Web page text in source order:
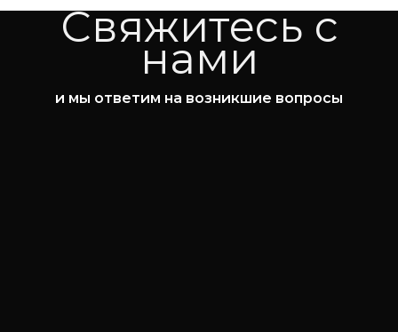
Свяжитесь с
нами
и мы ответим на возникшие вопросы